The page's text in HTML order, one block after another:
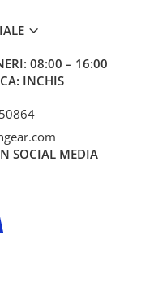
08:00 – 16:00
INCHIS
SOCIAL MEDIA